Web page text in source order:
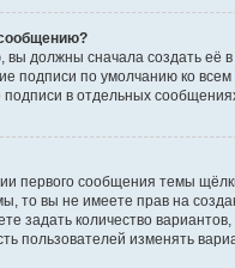
должны сначала создать её
подписи по умолчанию ко
в отдельных
первого сообщения темы
то вы не имеете прав на
задать количество
пользователей изменять